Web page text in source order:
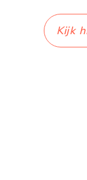
Kijk